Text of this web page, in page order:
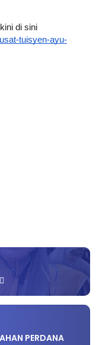
di sini
tuisyen-ayu-
PERDANA